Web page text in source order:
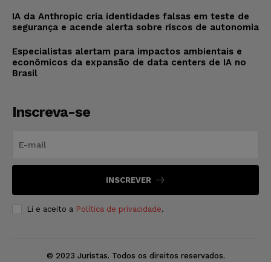
IA da Anthropic cria identidades falsas em teste de
segurança e acende alerta sobre riscos de autonomia
Especialistas alertam para impactos ambientais e
econômicos da expansão de data centers de IA no
Brasil
Inscreva-se
INSCREVER
Li e aceito a Política de privacidade.
© 2023 Juristas. Todos os direitos reservados.